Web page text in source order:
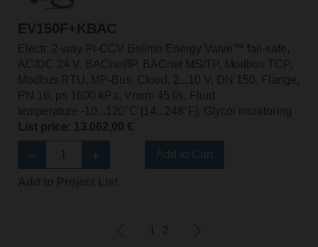
EV150F+KBAC
Electr. 2-way PI-CCV Belimo Energy Valve™ fail-safe,
AC/DC 24 V, BACnet/IP, BACnet MS/TP, Modbus TCP,
Modbus RTU, MP-Bus, Cloud, 2...10 V, DN 150, Flange,
PN 16, ps 1600 kPa, Vnom 45 l/s, Fluid
temperature -10...120°C [14...248°F], Glycol monitoring
List price: 13.062,00 €
2